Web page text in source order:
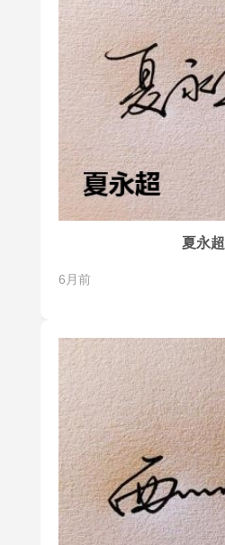
夏永超
6月前